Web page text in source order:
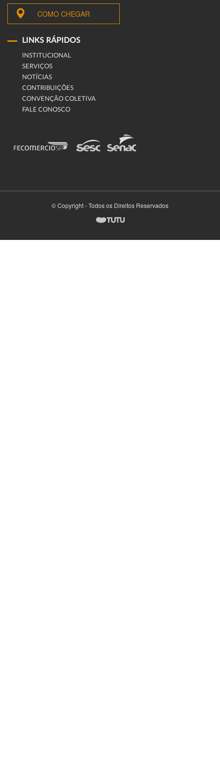
COMO CHEGAR
LINKS RÁPIDOS
INSTITUCIONAL
SERVIÇOS
NOTÍCIAS
CONTRIBUIÇÕES
CONVENÇÃO COLETIVA
FALE CONOSCO
© Copyright - Todos os Direitos Reservados